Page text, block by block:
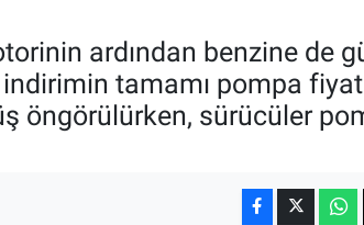
ardından benzine de
tamamı pompa
öngörülürken, sürücüler